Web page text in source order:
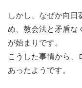
しかし、なぜか向日
め、教会法と矛盾な
が始まりです。
こうした事情から、
あったようです。